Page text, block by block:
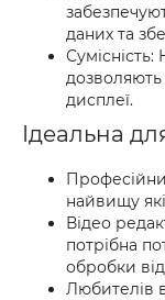
даних та
дозволяють
дисплеї.
Ідеальна
найвищу
Відео
потрібна
обробки
Любителів